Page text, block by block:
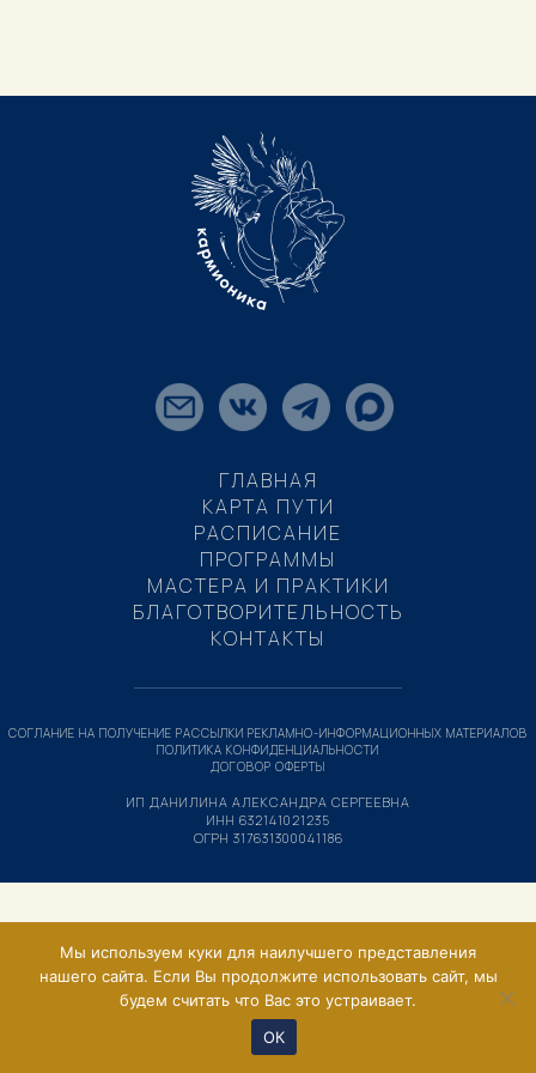
ГЛАВНАЯ
КАРТА ПУТИ
РАСПИСАНИЕ
ПРОГРАММЫ
МАСТЕРА И ПРАКТИКИ
БЛАГОТВОРИТЕЛЬНОСТЬ
КОНТАКТЫ
ИП ДАНИЛИНА АЛЕКСАНДРА СЕРГЕЕВНА
ИНН 632141021235
ОГРН 317631300041186
СОГЛАНИЕ НА ПОЛУЧЕНИЕ РАССЫЛКИ РЕКЛАМНО-ИНФОРМАЦИОННЫХ МАТЕРИАЛОВ
ПОЛИТИКА КОНФИДЕНЦИАЛЬНОСТИ
ДОГОВОР ОФЕРТЫ
Мы используем куки для наилучшего представления
нашего сайта. Если Вы продолжите использовать сайт, мы
будем считать что Вас это устраивает.
ОК